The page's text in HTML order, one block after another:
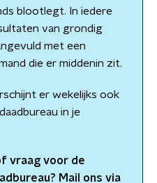
blootlegt. In iedere
van grondig
met een
die er middenin zit.
er wekelijks ook
in je
vraag voor de
? Mail ons via